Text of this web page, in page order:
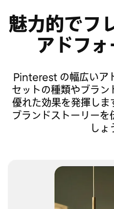
魅力的でフ
アドフ
Pinterest の幅広いア
セットの種類やブラン
優れた効果を発揮しま
ブランドストーリーを
しょ